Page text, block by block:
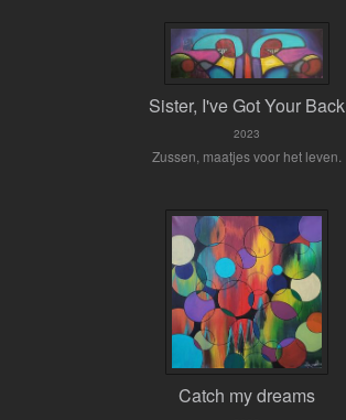
Sister, I've Got Your Back
2023
Zussen, maatjes voor het leven.
Catch my dreams